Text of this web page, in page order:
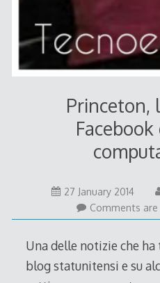
Princeton,
27 January 201426
2014
Comments
Una delle notizie che
blog statunitensi e su